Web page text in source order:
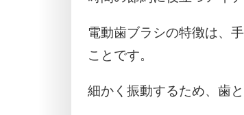
電動歯ブラシの特徴は、
ことです。
細かく振動するため、歯